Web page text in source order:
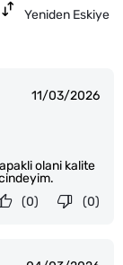
Yeniden Eskiye
11/03/2026
olani kalite
(0)
(0)